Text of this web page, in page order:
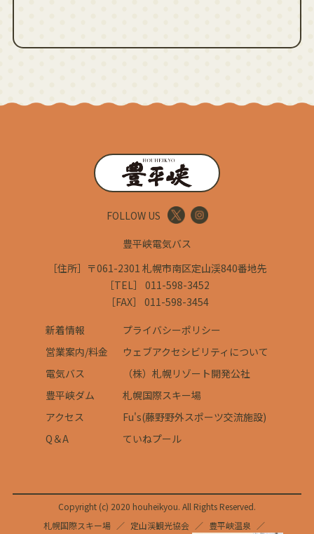
FOLLOW US
豊平峡電気バス
［住所］〒061-2301 札幌市南区定山渓840番地先
［TEL］ 011-598-3452
［FAX］ 011-598-3454
新着情報
営業案内/料金
電気バス
豊平峡ダム
アクセス
Q＆A
プライバシーポリシー
ウェブアクセシビリティについて
（株）札幌リゾート開発公社
札幌国際スキー場
Fu's(藤野野外スポーツ交流施設)
ていねプール
Copyright (c) 2020 houheikyou. All Rights Reserved.
札幌国際スキー場
定山渓観光協会 豊平峡温泉